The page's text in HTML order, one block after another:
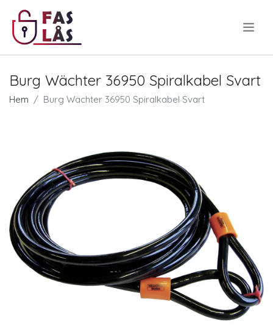
Burg Wächter 36950 Spiralkabel Svart
Hem Burg Wächter 36950 Spiralkabel Svart